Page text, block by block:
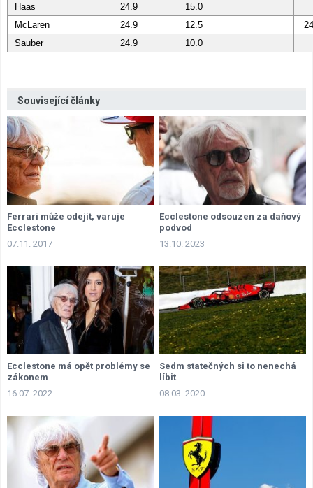
Haas
24.9
15.0
McLaren
24.9 12.5
Sauber
24.9 10.0
Související články
Ferrari může odejít, varuje
Ecclestone
07.11. 2017
Ecclestone odsouzen za daňový
podvod
13.10. 2023
Ecclestone má opět problémy se
zákonem
16.07. 2022
Sedm statečných si to nenechá
líbit
08.03. 2020